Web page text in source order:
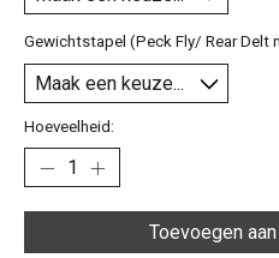
Gewichtstapel (Peck Fly/ Rear Delt
Hoeveelheid:
Toevoegen